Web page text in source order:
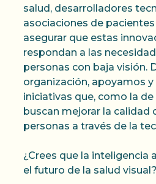
salud, desarrolladores
asociaciones de pacientes
asegurar que estas
respondan a las
personas con baja visión.
organización, apoyamos
iniciativas que, como la de
buscan mejorar la calidad
personas a través de la
¿Crees que la inteligencia
el futuro de la salud visual?